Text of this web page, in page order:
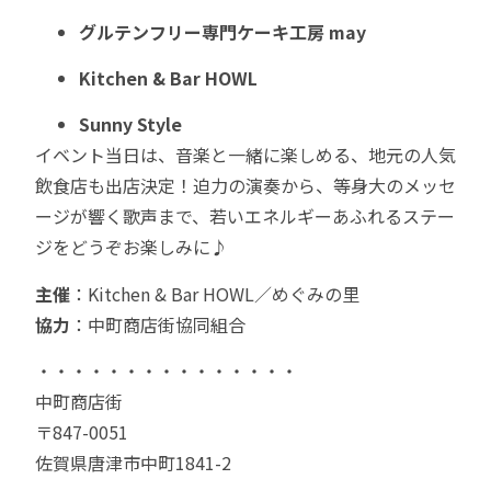
グルテンフリー専門ケーキ工房 may
Kitchen & Bar HOWL
Sunny Style
イベント当日は、音楽と一緒に楽しめる、地元の人気
飲食店も出店決定！迫力の演奏から、等身大のメッセ
ージが響く歌声まで、若いエネルギーあふれるステー
ジをどうぞお楽しみに♪
主催 ：Kitchen & Bar HOWL／めぐみの里
協力 ：中町商店街協同組合
・・・・・・・・・・・・・・・
中町商店街
〒847-0051
佐賀県唐津市中町1841-2